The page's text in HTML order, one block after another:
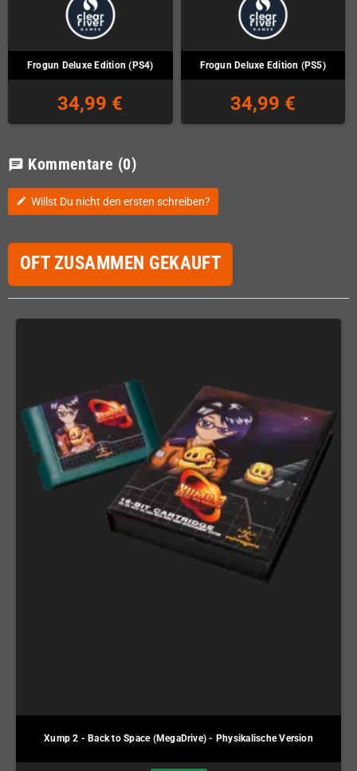
Frogun Deluxe Edition (PS4)
34,99 €
Frogun Deluxe Edition (PS5)
34,99 €
chat Kommentare (0)
edit Willst Du nicht den ersten schreiben?
OFT ZUSAMMEN GEKAUFT
Xump 2 - Back to Space (MegaDrive) - Physikalische Version